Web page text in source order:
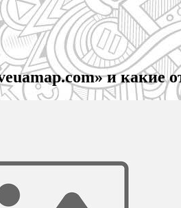
и какие